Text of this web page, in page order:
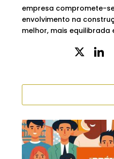
empresa compromete-
envolvimento na
melhor, mais equilibrada
X